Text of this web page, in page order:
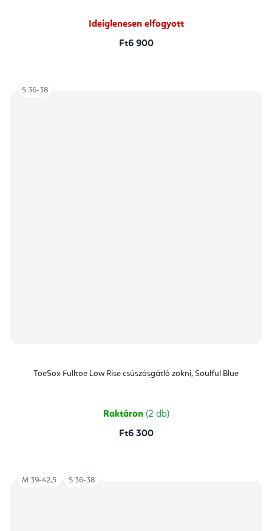
Ideiglenesen elfogyott
Ft6 900
ToeSox Fulltoe Low Rise csúszásgátló zokni, Soulful Blue
Raktáron (2 db)
Ft6 300
S 36-38
M 39-42,5 S 36-38